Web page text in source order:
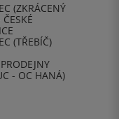
(ZKRÁCENÝ
(TŘEBÍČ)
- OC HANÁ)